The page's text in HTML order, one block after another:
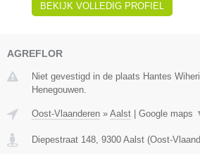
BEKIJK VOLLEDIG PROFIEL
AGREFLOR
Niet gevestigd in de plaats Hantes
Henegouwen.
Oost-Vlaanderen » Aalst Google maps
Diepestraat 148, 9300 Aalst (Oost-